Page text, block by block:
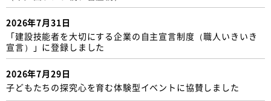
2026年7月31日
「建設技能者を大切にする企業の自主宣言制度（職人いきいき
宣言）」に登録しました
2026年7月29日
子どもたちの探究心を育む体験型イベントに協賛しました